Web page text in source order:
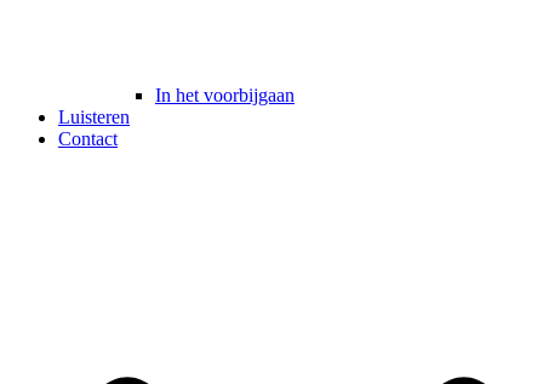
In het voorbijgaan
Luisteren
Contact